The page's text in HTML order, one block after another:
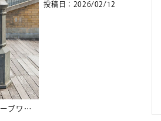
ベロアロングスリーブワンピース
投稿日 2026/02/12